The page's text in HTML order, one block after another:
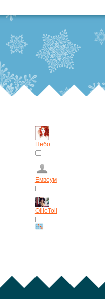
Небо
Емвоум
OliioToil